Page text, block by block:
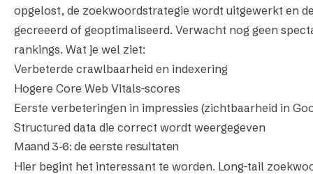
opgelost, de zoekwoordstrategie wordt uitgewerkt en
gecreeerd of geoptimaliseerd. Verwacht nog geen
rankings. Wat je wel ziet:
Verbeterde crawlbaarheid en indexering
Hogere Core Web Vitals-scores
Eerste verbeteringen in impressies (zichtbaarheid in
Structured data die correct wordt weergegeven
Maand 3-6: de eerste resultaten
Hier begint het interessant te worden. Long-tail